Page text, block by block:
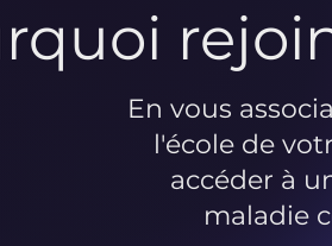
En vous
l'école de
accéder à
maladie